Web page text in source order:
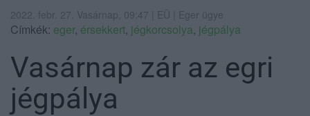
2022. febr. 27. Vasárnap, 09:47 | EÜ | Eger ügye
Címkék: eger, érsekkert, jégkorcsolya, jégpálya
Vasárnap zár az egri
jégpálya